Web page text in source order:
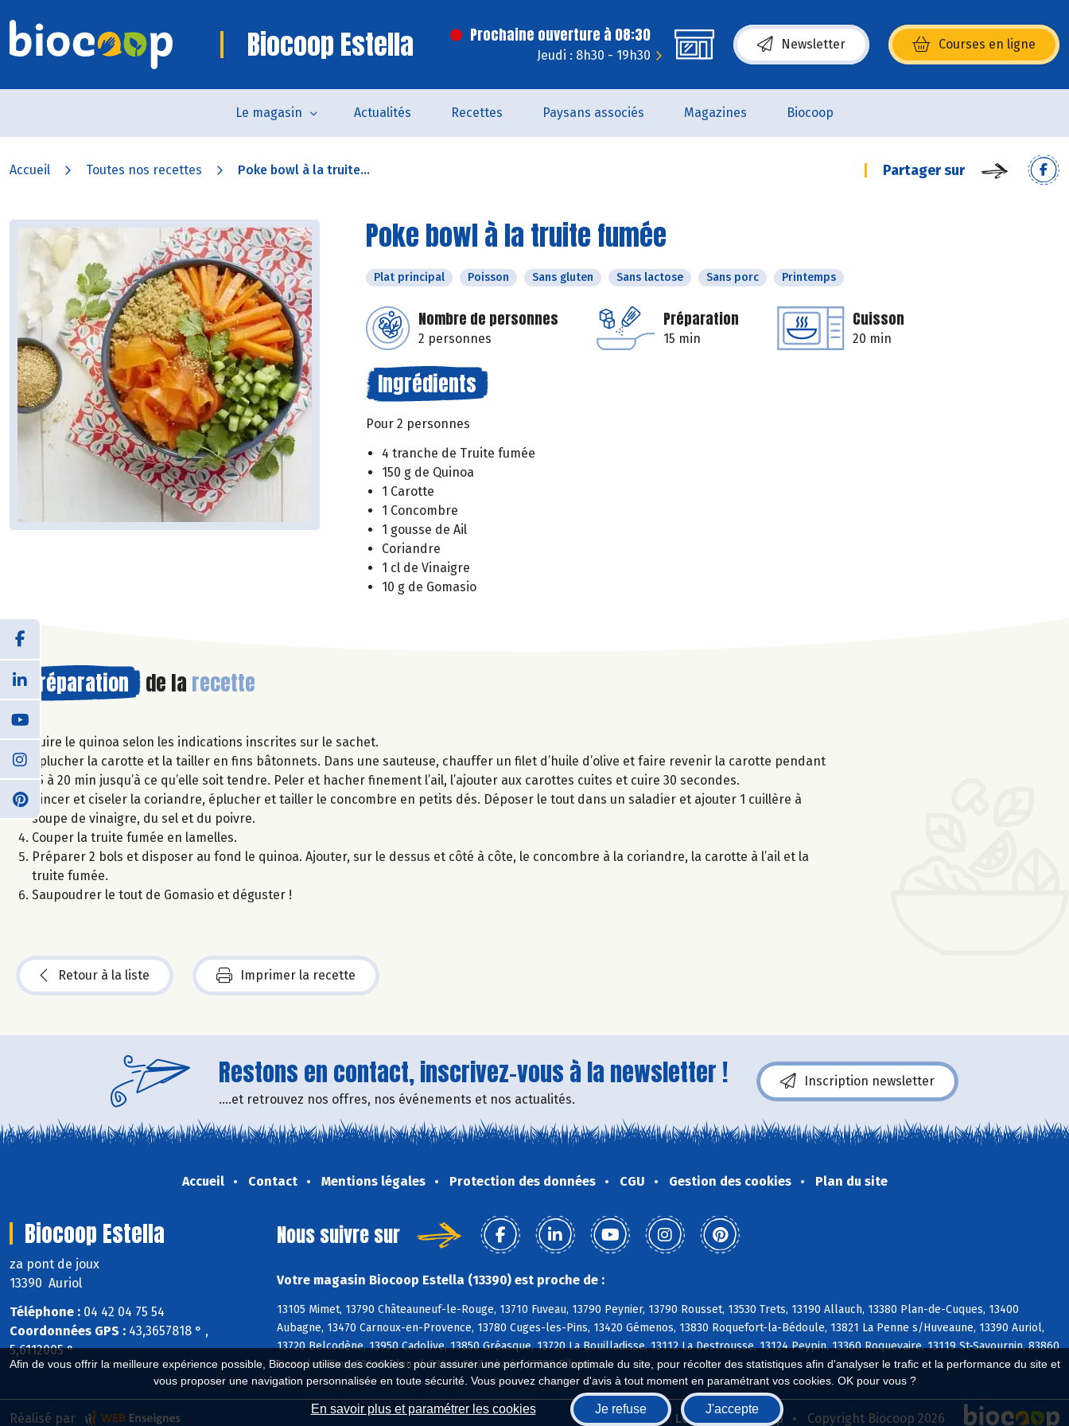
Afin de vous offrir la meilleure expérience possible, Biocoop utilise des cookies : pour assurer une performance optimale du site, pour récolter des statistiques afin d'analyser le trafic et la performance du site et
vous proposer une navigation personnalisée en toute sécurité. Vous pouvez changer d'avis à tout moment en paramétrant vos cookies. OK pour vous ?
En savoir plus et paramétrer les cookies Je refuse J'accepte
Biocoop Estella Prochaine ouverture à 08:30
Jeudi : 8h30 - 19h30
Newsletter Courses en ligne
(s’ouvre dans une nouvelle fenêtre)
Le magasin Actualités Recettes Paysans associés Magazines Biocoop
Accueil Toutes nos recettes Poke bowl à la truite... Partager sur
Poke bowl à la truite fumée
Plat principal Poisson Sans gluten Sans lactose Sans porc Printemps
Nombre de personnes
2 personnes
Préparation
15 min
Cuisson
20 min
Ingrédients
Pour 2 personnes
4 tranche de Truite fumée
150 g de Quinoa
1 Carotte
1 Concombre
1 gousse de Ail
Coriandre
1 cl de Vinaigre
10 g de Gomasio
Préparation de la recette
Cuire le quinoa selon les indications inscrites sur le sachet.
Éplucher la carotte et la tailler en fins bâtonnets. Dans une sauteuse, chauffer un filet d’huile d’olive et faire revenir la carotte pendant
15 à 20 min jusqu’à ce qu’elle soit tendre. Peler et hacher finement l’ail, l’ajouter aux carottes cuites et cuire 30 secondes.
Rincer et ciseler la coriandre, éplucher et tailler le concombre en petits dés. Déposer le tout dans un saladier et ajouter 1 cuillère à
soupe de vinaigre, du sel et du poivre.
Couper la truite fumée en lamelles.
Préparer 2 bols et disposer au fond le quinoa. Ajouter, sur le dessus et côté à côte, le concombre à la coriandre, la carotte à l’ail et la
truite fumée.
Saupoudrer le tout de Gomasio et déguster !
Retour à la liste Imprimer la recette
Restons en contact, inscrivez-vous à la newsletter !
....et retrouvez nos offres, nos événements et nos actualités.
Inscription newsletter
Accueil Contact Mentions légales Protection des données CGU Gestion des cookies Plan du site
Biocoop Estella
za pont de joux
13390 Auriol
Téléphone : 04 42 04 75 54
Coordonnées GPS : 43,3657818 ° ,
5,6112005 °
Nous suivre sur
Votre magasin Biocoop Estella (13390) est proche de :
13105 Mimet, 13790 Châteauneuf-le-Rouge, 13710 Fuveau, 13790 Peynier, 13790 Rousset, 13530 Trets, 13190 Allauch, 13380 Plan-de-Cuques, 13400
Aubagne, 13470 Carnoux-en-Provence, 13780 Cuges-les-Pins, 13420 Gémenos, 13830 Roquefort-la-Bédoule, 13821 La Penne s/Huveaune, 13390 Auriol,
13720 Belcodène, 13950 Cadolive, 13850 Gréasque, 13720 La Bouilladisse, 13112 La Destrousse, 13124 Peypin, 13360 Roquevaire, 13119 St-Savournin, 83860
Nans-les-Pins, 83640 Plan-d, 83640 St-Zacharie, 13780 Riboux
Biocoop.fr Le réseau Biocoop Copyright Biocoop 2026
Réalisé par